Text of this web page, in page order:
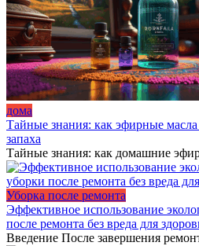
дома
Тайные знания: как эфирные
запаха
Тайные знания: как домашние
Уборка после ремонта
Эффективное использование
после ремонта без вреда для
Введение После завершения